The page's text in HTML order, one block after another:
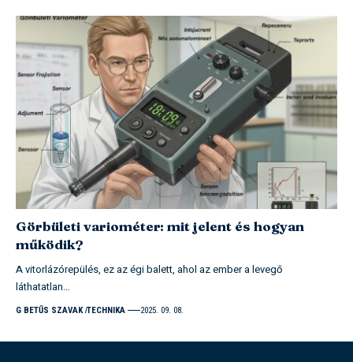
Görbületi variométer: mit jelent és hogyan
működik?
A vitorlázórepülés, ez az égi balett, ahol az ember a levegő
láthatatlan…
G BETŰS SZAVAK TECHNIKA 2025. 09. 08.